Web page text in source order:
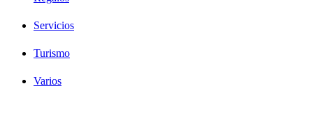
Servicios
Turismo
Varios